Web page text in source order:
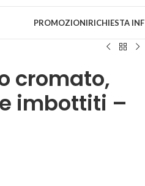
PROMOZIONIRICHIESTA
cromato,
imbottiti –